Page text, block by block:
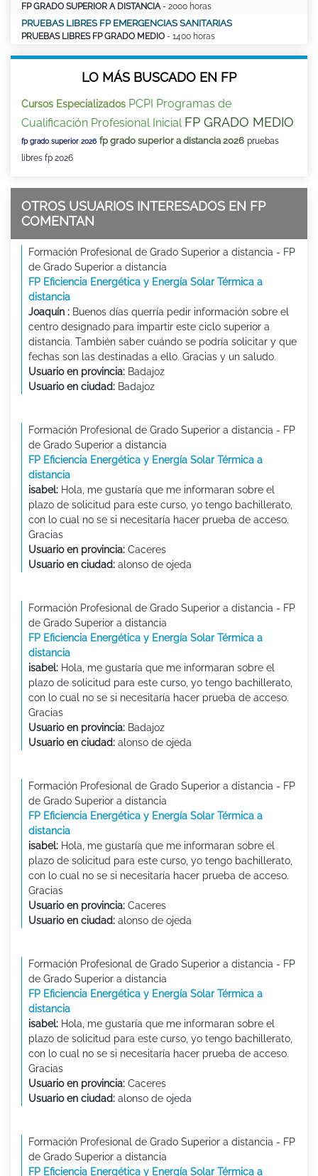
FP GRADO SUPERIOR A DISTANCIA - 2000 horas
PRUEBAS LIBRES FP EMERGENCIAS SANITARIAS
PRUEBAS LIBRES FP GRADO MEDIO - 1400 horas
LO MÁS BUSCADO EN FP
Cursos Especializados PCPI Programas de
Cualificación Profesional Inicial FP GRADO MEDIO
fp grado superior 2026 fp grado superior a distancia 2026 pruebas
libres fp 2026
OTROS USUARIOS INTERESADOS EN FP
COMENTAN
Formación Profesional de Grado Superior a distancia - FP
de Grado Superior a distancia
FP Eficiencia Energética y Energía Solar Térmica a
distancia
Joaquín : Buenos días querría pedir información sobre el
centro designado para impartir este ciclo superior a
distancia. También saber cuándo se podría solicitar y que
fechas son las destinadas a ello. Gracias y un saludo.
Usuario en provincia: Badajoz
Usuario en ciudad: Badajoz
Formación Profesional de Grado Superior a distancia - FP
de Grado Superior a distancia
FP Eficiencia Energética y Energía Solar Térmica a
distancia
isabel: Hola, me gustaría que me informaran sobre el
plazo de solicitud para este curso, yo tengo bachillerato,
con lo cual no se si necesitaría hacer prueba de acceso.
Gracias
Usuario en provincia: Caceres
Usuario en ciudad: alonso de ojeda
Formación Profesional de Grado Superior a distancia - FP
de Grado Superior a distancia
FP Eficiencia Energética y Energía Solar Térmica a
distancia
isabel: Hola, me gustaría que me informaran sobre el
plazo de solicitud para este curso, yo tengo bachillerato,
con lo cual no se si necesitaría hacer prueba de acceso.
Gracias
Usuario en provincia: Badajoz
Usuario en ciudad: alonso de ojeda
Formación Profesional de Grado Superior a distancia - FP
de Grado Superior a distancia
FP Eficiencia Energética y Energía Solar Térmica a
distancia
isabel: Hola, me gustaría que me informaran sobre el
plazo de solicitud para este curso, yo tengo bachillerato,
con lo cual no se si necesitaría hacer prueba de acceso.
Gracias
Usuario en provincia: Caceres
Usuario en ciudad: alonso de ojeda
Formación Profesional de Grado Superior a distancia - FP
de Grado Superior a distancia
FP Eficiencia Energética y Energía Solar Térmica a
distancia
isabel: Hola, me gustaría que me informaran sobre el
plazo de solicitud para este curso, yo tengo bachillerato,
con lo cual no se si necesitaría hacer prueba de acceso.
Gracias
Usuario en provincia: Caceres
Usuario en ciudad: alonso de ojeda
Formación Profesional de Grado Superior a distancia - FP
de Grado Superior a distancia
FP Eficiencia Energética y Energía Solar Térmica a